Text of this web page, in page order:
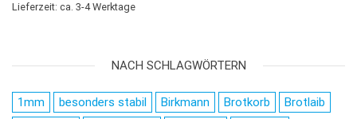
Lieferzeit: ca. 3-4 Werktage
NACH SCHLAGWÖRTERN
1mm besonders stabil Birkmann Brotkorb
Brotlaib